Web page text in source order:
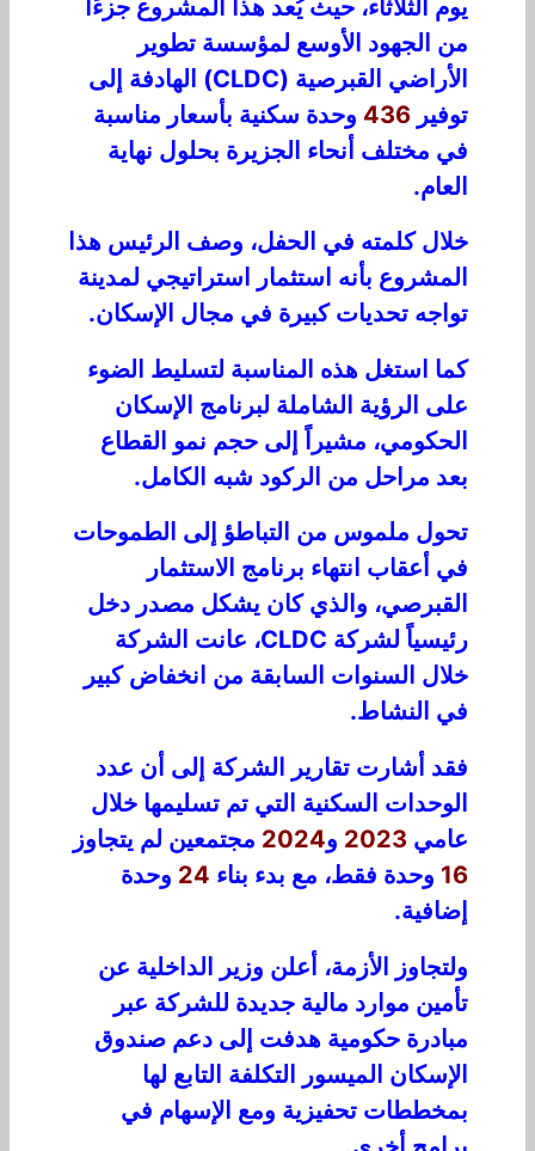
يوم الثلاثاء، حيث يُعد هذا
المشروع جزءًا
من لجهود لأوسع لمؤسسة تطوير
الأراضي القبرصية (CLDC)
لهادفة إلى
توفير 436 وحدة سكنية بأسعار مناسبة
في مختلف أنحاء الجزيرة بحلول نهاية
العام.
خلال كلمته في الحفل، وصف الرئيس هذا
المشروع بأنه استثمار
استر اتيجي لمدينة
تواجه تحديات كبيرة في مجال الإسكان.
كما استغل هذه المناسبة لتسليط الضوء
على الرؤية لشاملة لبرنامج الإسكان
الحكومي، مشير ا إلى حجم نمو القطاع
بعد مراحل من الركود شبه الكامل.
تحول ملموس من التباطؤ إلى الطموحات
في أعقاب انتهاء برنامج الاستثمار
القبرصي، و الذي كان يشكل مصدر دخل
رئيسياً لشركة CLDC، عانت الشركة
خلال لسنوات السابقة من انخفاض كبير
في النشاط.
فقد أشارت تقار ير
الشركة إلى أن عدد
الوحدات السكنية التي تم تسليمها خلال
عامي 2023 و2024 مجتمعين لم يتجاوز
16 وحدة فقط، مع بدء بناء 24 وحدة
إضافية.
ولتجاوز الأز مة، أعلن وزير الداخلية عن
تأمين مو رد مالية جديدة للشركة عبر
مبادرة حكومية هدفت إلى دعم صندوق
الإسكان الميسور
التكلفة التابع لها
بمخططات تحفيز ية ومع الإسهام في